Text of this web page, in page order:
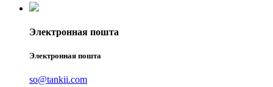
Электронная пошта
Электронная пошта
so@tankii.com